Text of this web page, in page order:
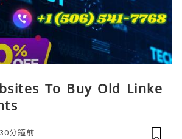
To Buy Old Linke
30分鐘前